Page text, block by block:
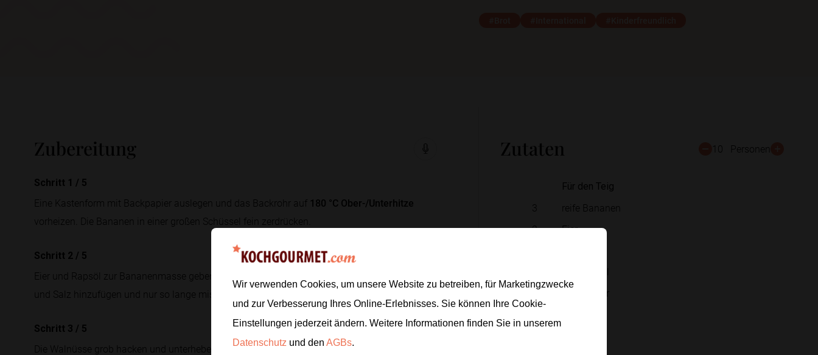
Zutaten 10 Personen
Für den Teig
3
reife Bananen
2
Eier
TL
Backpulver
Zubereitung
Schritt 1 / 5
Eine Kastenform mit Backpapier auslegen und das Backrohr auf 180 °C Ober-/Unterhitze
vorheizen. Die Bananen in einer großen Schüssel fein zerdrücken.
Schritt 2 / 5
Eier und Rapsöl zur Bananenmasse geben und gut verrühren. Dinkelmehl, Backpulver, Zimt
und Salz hinzufügen und nur so lange mischen, bis ein gleichmäßiger Teig entsteht.
Schritt 3 / 5
Die Walnüsse grob hacken und unterheben. Den Teig in die Kastenform füllen und die
Wir verwenden Cookies, um unsere Website zu betreiben, für Marketingzwecke
und zur Verbesserung Ihres Online-Erlebnisses. Sie können Ihre Cookie-
Einstellungen jederzeit ändern. Weitere Informationen finden Sie in unserem
Datenschutz und den AGBs.